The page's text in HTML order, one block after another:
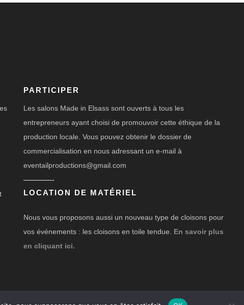
PARTICIPER
Les salons Made in Elsass sont ouverts à tous les
entrepreneurs ayant choisi de promouvoir cette éthique de la
production locale. Vous pouvez obtenir le dossier de
commercialisation en nous adressant un e-mail à
eventailproductions@gmail.com
————-
LOCATION DE MATÉRIEL
Nous vous proposons aussi un nouveau type de cloisons pour
vos événements : les cloisons en toile tendue. En savoir plus
en cliquant ici.